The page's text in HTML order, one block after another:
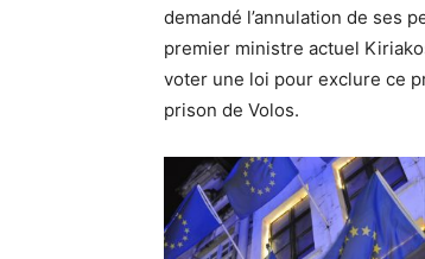
demandé l’annulation de ses
premier ministre actuel
voter une loi pour exclure ce
prison de Volos.